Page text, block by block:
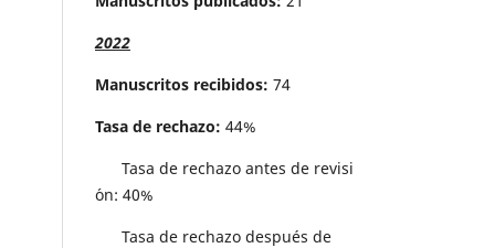
2022
Manuscritos recibidos: 74
Tasa de rechazo: 44%
Tasa de rechazo antes de revisi
´on: 40%
Tasa de rechazo después de